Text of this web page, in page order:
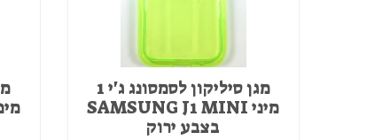
מגן סיליקון לסמסונג ג'י 1
מיני SAMSUNG J1 MINI
בצבע ירוק